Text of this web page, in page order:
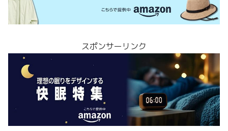
スポンサーリンク